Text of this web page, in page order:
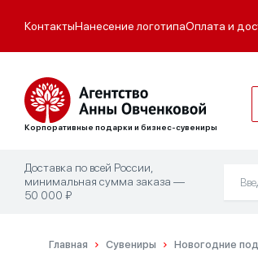
КонтактыНанесение логотипаОплата и
Корпоративные подарки и бизнес-сувениры
Доставка по всей России,
минимальная сумма заказа —
50 000 ₽
Главная Сувениры Новогодние